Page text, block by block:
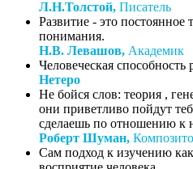
Л.Н.Толстой, Писатель
Развитие - это постоянное
понимания.
Н.В. Левашов, Академик
Человеческая способность
Нетеро
Не бойся слов: теория ,
они приветливо пойдут
сделаешь по отношению к
Роберт Шуман,
Сам подход к изучению